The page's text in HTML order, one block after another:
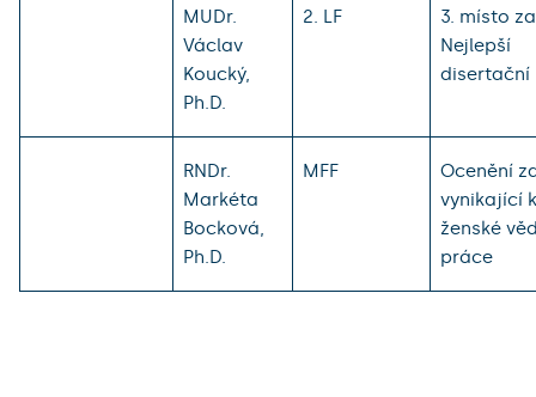
MUDr.
Václav
Koucký,
Ph.D.
2. LF
3. místo za
Nejlepší
disertační
RNDr.
Markéta
Bocková,
Ph.D.
MFF
Ocenění
vynikající
ženské
práce